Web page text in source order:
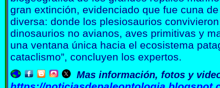
gran extinción, evidenciado que fue cuna
diversa: donde los plesiosaurios
dinosaurios no avianos, aves primitivas y
una ventana única hacia el ecosistema
cataclismo”, concluyen los expertos.
Mas información, fotos y